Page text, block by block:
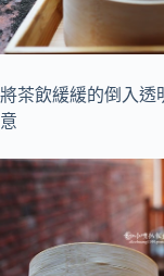
將茶飲緩緩的倒入透
意